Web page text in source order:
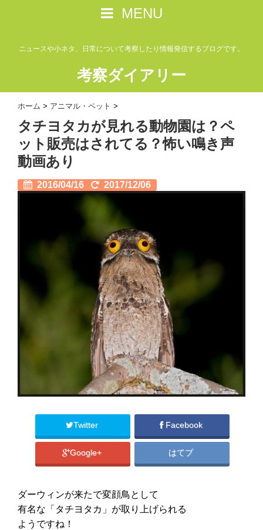
MENU
ニュースや小ネタ、日常について考察したり情報発信するブログです。
考察ダイアリー
ホーム > アニマル・ペット >
タチヨタカが見れる動物園は？ペ
ット販売はされてる？怖い鳴き声
動画あり
2016/04/16 2017/12/06
Twitter Facebook
Google+ はてブ
ダーウィンが来たで変顔鳥として
有名な「タチヨタカ」が取り上げられる
ようですね！